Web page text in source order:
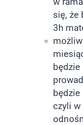
się, że
3h
będzie
będzie
czyli w